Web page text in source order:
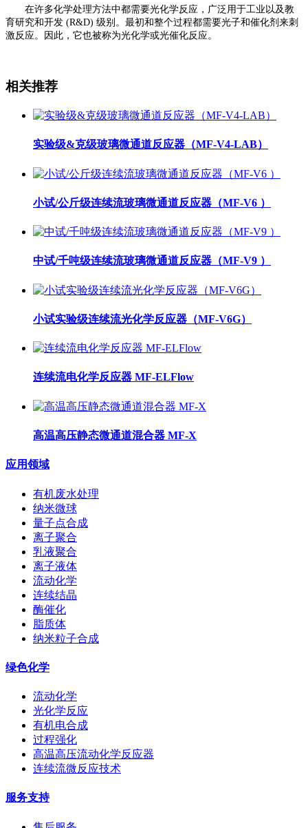
在许多化学处理方法中都需要光化学反应，广泛用于工业以及教
育研究和开发 (R&D) 级别。最初和整个过程都需要光子和催化剂来刺
激反应。因此，它也被称为光化学或光催化反应。
相关推荐
实验级&克级玻璃微通道反应器（MF-V4-LAB）
小试/公斤级连续流玻璃微通道反应器（MF-V6 ）
中试/千吨级连续流玻璃微通道反应器（MF-V9 ）
小试实验级连续流光化学反应器（MF-V6G）
连续流电化学反应器 MF-ELFlow
高温高压静态微通道混合器 MF-X
应用领域
有机废水处理
纳米微球
量子点合成
离子聚合
乳液聚合
离子液体
流动化学
连续结晶
酶催化
脂质体
纳米粒子合成
绿色化学
流动化学
光化学反应
有机电合成
过程强化
高温高压流动化学反应器
连续流微反应技术
服务支持